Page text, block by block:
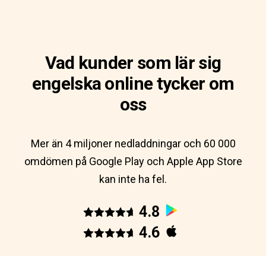
Vad kunder som lär sig
engelska online tycker om
oss
Mer än 4 miljoner nedladdningar och 60 000
omdömen på Google Play och Apple App Store
kan inte ha fel.
4.8
4.6